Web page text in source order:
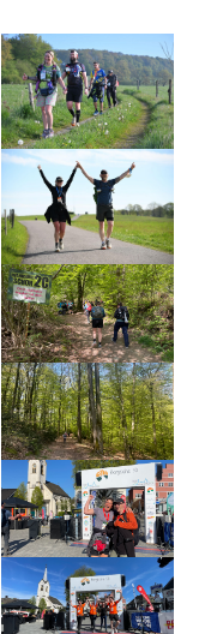
Show larger version
Show larger version
Show larger version
Show larger version
Show larger version
Show larger version